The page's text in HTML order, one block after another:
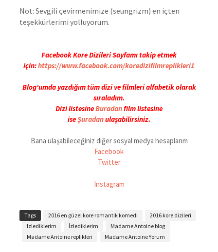
Not: Sevgili çevirmenimize (seungrizm) en içten
teşekkürlerimi yolluyorum.
Facebook Kore Dizileri Sayfamı takip etmek
için:https://www.facebook.com/koredizifilmreplikleri1
Blog'umda yazdığım tüm dizi ve filmleri alfabetik olarak
sıraladım.
Dizi listesineBuradanfilm listesine
iseŞuradanulaşabilirsiniz.
Bana ulaşabileceğiniz diğer sosyal medya hesaplarım
Facebook
Twitter
Instagram
Tags 2016 en güzel kore romantik komedi
2016 kore dizileri
Izlediklerim
İzlediklerim
Madame Antoine blog
Madame Antoine replikleri
Madame Antoine Yorum